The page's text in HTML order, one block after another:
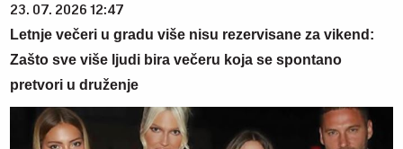
23. 07. 2026 12:47
Letnje večeri u gradu više nisu rezervisane za vikend:
Zašto sve više ljudi bira večeru koja se spontano
pretvori u druženje